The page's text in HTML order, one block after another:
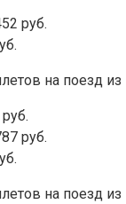
руб.
на поезд
руб.
на поезд из